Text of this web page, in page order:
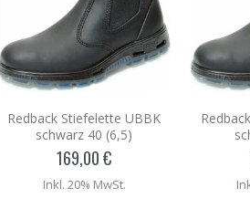
Redback Stiefelette UBBK
schwarz 40 (6,5)
169,00 €
Inkl. 20% MwSt.